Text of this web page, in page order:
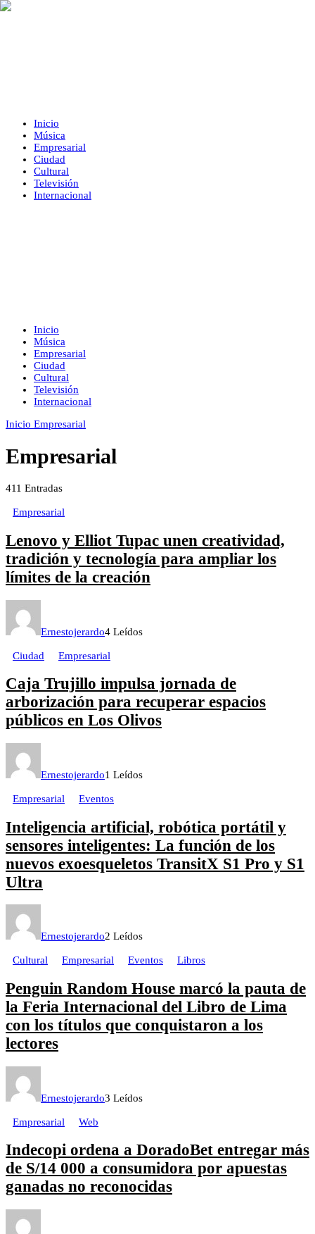
Inicio
Música
Empresarial
Ciudad
Cultural
Televisión
Internacional
Inicio
Música
Empresarial
Ciudad
Cultural
Televisión
Internacional
Inicio Empresarial
Empresarial
411 Entradas
Empresarial
Lenovo y Elliot Tupac unen creatividad,
tradición y tecnología para ampliar los
límites de la creación
Ernestojerardo4 Leídos
Ciudad Empresarial
Caja Trujillo impulsa jornada de
arborización para recuperar espacios
públicos en Los Olivos
Ernestojerardo1 Leídos
Empresarial Eventos
Inteligencia artificial, robótica portátil y
sensores inteligentes: La función de los
nuevos exoesqueletos TransitX S1 Pro y S1
Ultra
Ernestojerardo2 Leídos
Cultural Empresarial Eventos Libros
Penguin Random House marcó la pauta de
la Feria Internacional del Libro de Lima
con los títulos que conquistaron a los
lectores
Ernestojerardo3 Leídos
Empresarial Web
Indecopi ordena a DoradoBet entregar más
de S/14 000 a consumidora por apuestas
ganadas no reconocidas